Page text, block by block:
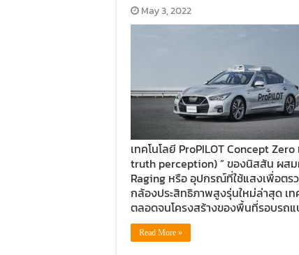
May 3, 2022
เทคโนโลยี ProPILOT Concept
truth perception) ” ของนิสสัน ผส
Raging หรือ อุปกรณ์ที่ใช้แสงเพื่อตร
กล้องประสิทธิภาพสูงรุ่นใหม่ล่าสุด เท
ตลอดจนโครงสร้างของพื้นที่รอบรถแ
Read More »